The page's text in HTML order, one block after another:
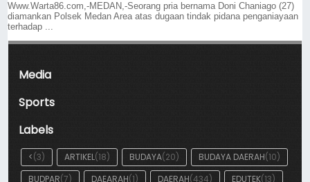
Www.Warta86.com,-MEDAN,-Seorang pria bernama Doni Chaniago (27)
diamankan Polsek Medan Area atas dugaan tindak pidana penganiayaan
terhadap ...
Media
Sports
Labels
<(3) ARTIKEL(18) BUDAYA(20) BUDAYA DAERAH(10)
BUDPAR(7) DAEARAH(1) DAERAH(434) EDUTEK(13)